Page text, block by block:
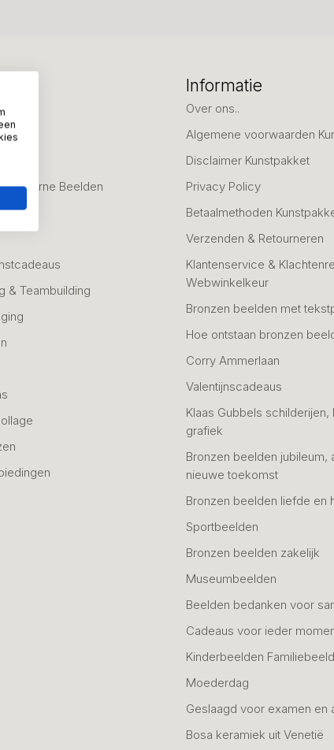
Moderne Beelden
& Teambuilding
Informatie
Over ons..
Algemene voorwaarden
Disclaimer Kunstpakket
Privacy Policy
Betaalmethoden
Verzenden & Retourneren
Klantenservice &
Webwinkelkeur
Bronzen beelden met
Hoe ontstaan bronzen
Corry Ammerlaan
Valentijnscadeaus
Klaas Gubbels schilderijen,
grafiek
Bronzen beelden jubileum,
nieuwe toekomst
Bronzen beelden liefde en
Sportbeelden
Bronzen beelden zakelijk
Museumbeelden
Beelden bedanken voor
Cadeaus voor ieder
Kinderbeelden
Moederdag
Geslaagd voor examen en
Bosa keramiek uit Venetië